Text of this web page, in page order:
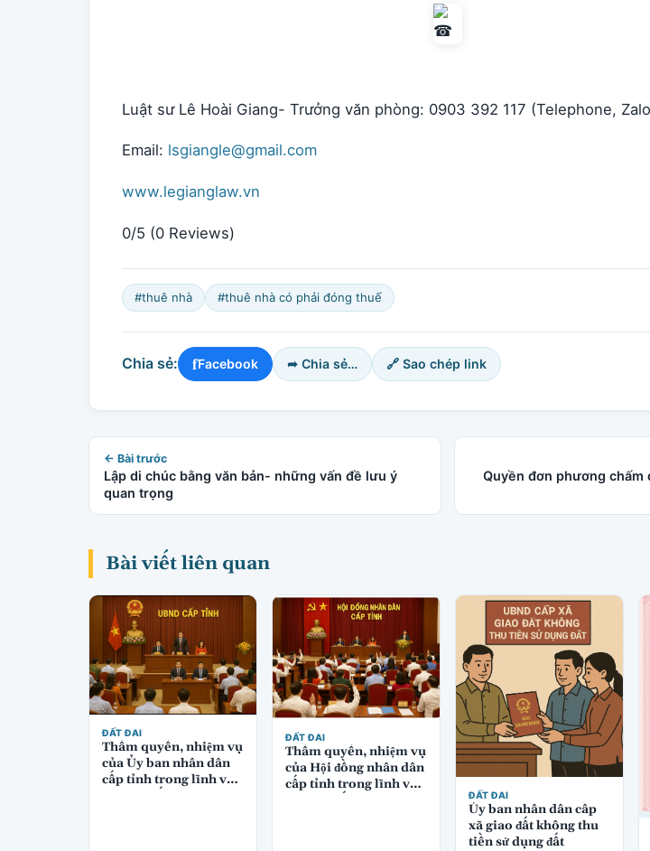
Luật sư Lê Hoài Giang- Trưởng văn phòng: 0903 392 117 (Telephone,
Email: lsgiangle@gmail.com
www.legianglaw.vn
0/5 (0 Reviews)
#thuê nhà #thuê nhà có phải đóng thuế
Chia sẻ: fFacebook ➦ Chia sẻ… 🔗 Sao chép link
← Bài trước
Lập di chúc bằng văn bản- những vấn đề lưu ý
quan trọng
Quyền đơn phương chấm
Bài viết liên quan
ĐẤT ĐAI
Thẩm quyền, nhiệm vụ
của Ủy ban nhân dân
cấp tỉnh trong lĩnh vực
ĐẤT ĐAI
Thẩm quyền, nhiệm vụ
của Hội đồng nhân dân
cấp tỉnh trong lĩnh vực
ĐẤT ĐAI
Ủy ban nhân dân cấp
xã giao đất không thu
tiền sử dụng đất